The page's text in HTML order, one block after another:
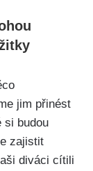
jim přinést
si budou
zajistit
diváci cítili